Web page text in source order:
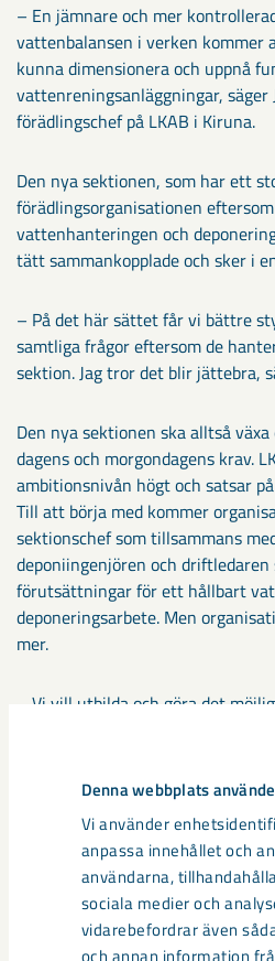
Denna webbplats
Vi använder
anpassa innehållet och
användarna,
sociala medier och
vidarebefordrar även
– En jämnare och mer
vattenbalansen i verken
kunna dimensionera och uppnå
vattenreningsanläggningar, säger
förädlingschef på LKAB i Kiruna.
Den nya sektionen, som har ett
förädlingsorganisationen
vattenhanteringen och
tätt sammankopplade och sker i
– På det här sättet får vi bättre
samtliga frågor eftersom de
sektion. Jag tror det blir jättebra,
Den nya sektionen ska alltså
dagens och morgondagens krav.
ambitionsnivån högt och satsar
Till att börja med kommer
sektionschef som tillsammans
deponiingenjören och
förutsättningar för ett hållbart
deponeringsarbete. Men
mer.
– Vi vill utbilda och göra det
nya medarbetare att successivt
bredvid under en längre tid, säger
Kommande år kommer NMV
starkare. En av flera kritiska
är en mätingenjör.